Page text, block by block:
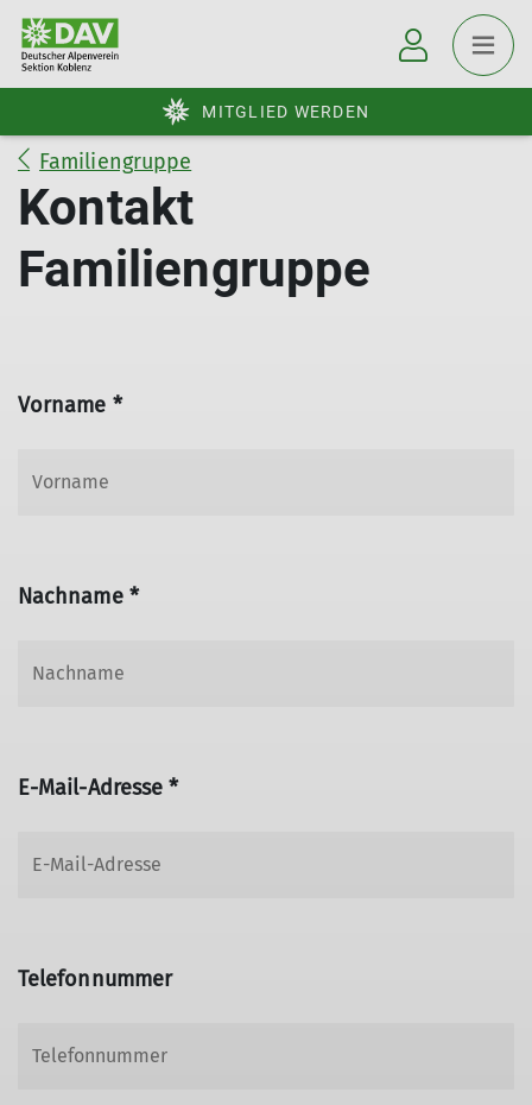
MITGLIED WERDEN
Familiengruppe
Kontakt
Familiengruppe
Vorname *
Nachname *
E-Mail-Adresse *
Telefonnummer